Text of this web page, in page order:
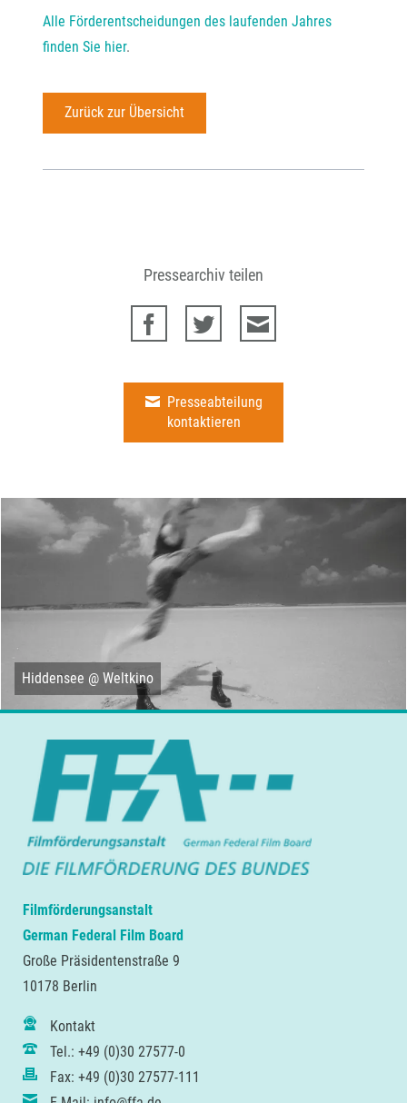
Alle Förderentscheidungen des laufenden Jahres
finden Sie hier.
Zurück zur Übersicht
Pressearchiv teilen
Presseabteilung
kontaktieren
Hiddensee @ Weltkino
Filmförderungsanstalt
German Federal Film Board
Große Präsidentenstraße 9
10178 Berlin
Kontakt
Tel.: +49 (0)30 27577-0
Fax: +49 (0)30 27577-111